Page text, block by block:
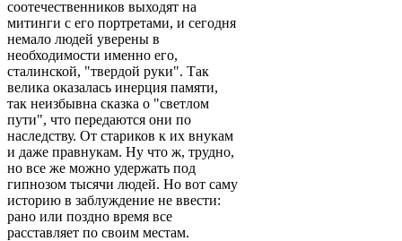
соотечественников выходят на
митинги с его портретами, и сегодня
немало людей уверены в
необходимости именно его,
сталинской, "твердой руки". Так
велика оказалась инерция памяти,
так неизбывна сказка о "светлом
пути", что передаются они по
наследству. От стариков к их внукам
и даже правнукам. Ну что ж, трудно,
но все же можно удержать под
гипнозом тысячи людей. Но вот саму
историю в заблуждение не ввести:
рано или поздно время все
расставляет по своим местам.